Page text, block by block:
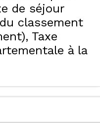
de séjour
classement
Taxe
à la